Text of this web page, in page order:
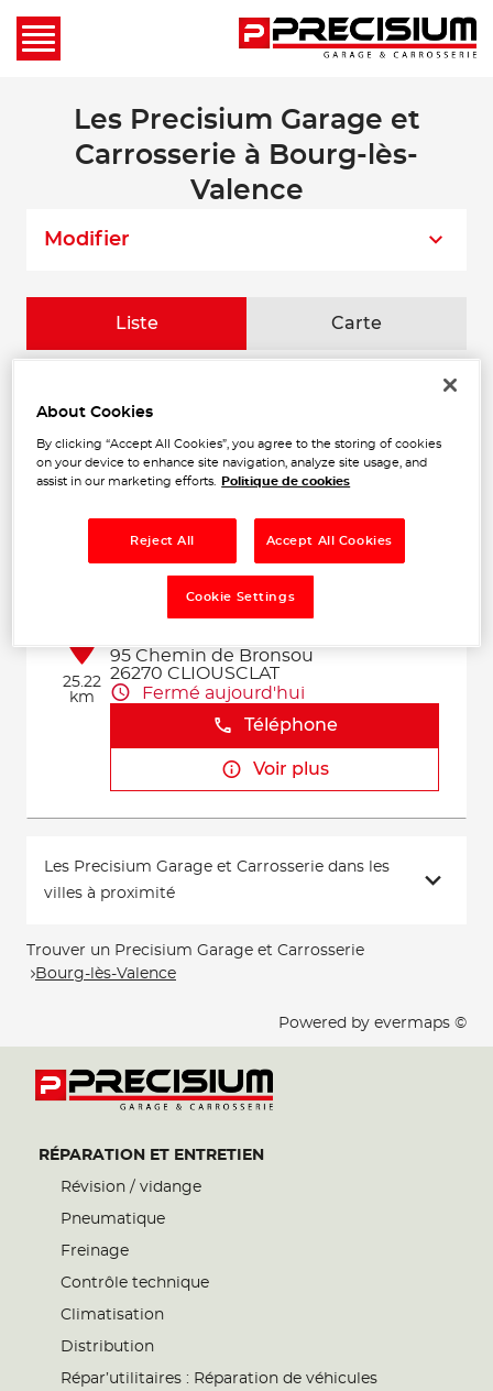
Les Precisium Garage et
Carrosserie à Bourg-lès-
Valence
Modifier
Liste Carte
1
20.34
km
26400 ALLEX
Fermé aujourd'hui
Voir plus
25.22
km
95 Chemin de Bronsou
26270 CLIOUSCLAT
Fermé aujourd'hui
Téléphone
Voir plus
Les Precisium Garage et Carrosserie dans les
villes à proximité
Trouver un Precisium Garage et Carrosserie
Bourg-lès-Valence
Powered by evermaps ©
RÉPARATION ET ENTRETIEN
Révision / vidange
Pneumatique
Freinage
Contrôle technique
Climatisation
Distribution
Répar’utilitaires : Réparation de véhicules
About Cookies
By clicking “Accept All Cookies”, you agree to the storing of cookies
on your device to enhance site navigation, analyze site usage, and
assist in our marketing efforts.
Politique de cookies
Reject All Accept All Cookies
Cookie Settings